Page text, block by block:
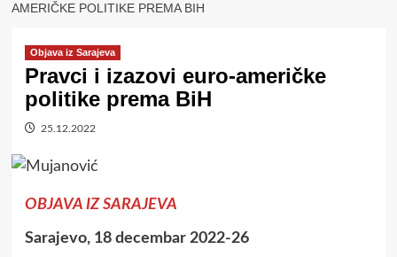
AMERIČKE POLITIKE PREMA BIH
Objava iz Sarajeva
Pravci i izazovi euro-američke
politike prema BiH
25.12.2022
OBJAVA IZ SARAJEVA
Sarajevo, 18 decembar 2022-26